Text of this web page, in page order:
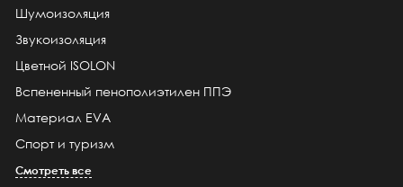
Шумоизоляция
Звукоизоляция
Цветной ISOLON
Вспененный пенополиэтилен ППЭ
Материал EVA
Спорт и туризм
Смотреть все